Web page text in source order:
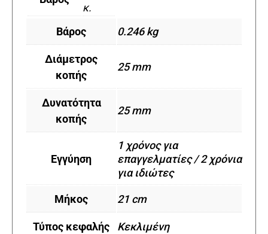
κ.
Βάρος
0.246 kg
Διάμετρος
κοπής
25 mm
Δυνατότητα
κοπής
25 mm
Εγγύηση
1 χρόνος για
επαγγελματίες / 2 χρόνια
για ιδιώτες
Μήκος 21 cm
Τύπος κεφαλής Kεκλιμένη